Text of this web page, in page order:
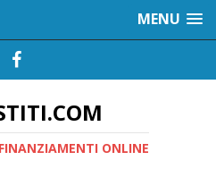
MENU
ONLINE